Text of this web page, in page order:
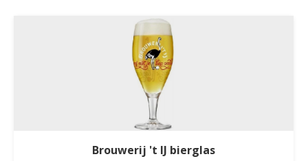
Brouwerij 't IJ bierglas